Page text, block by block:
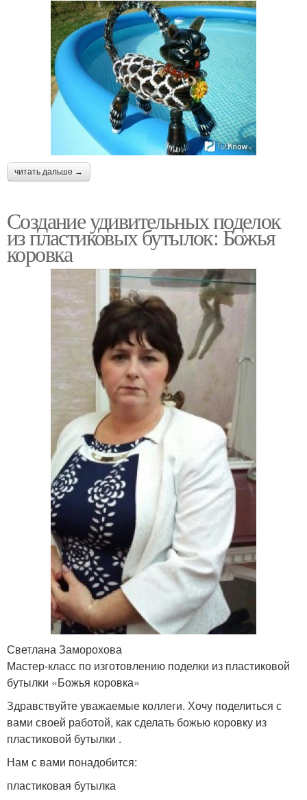
читать дальше →
Создание удивительных поделок
из пластиковых бутылок: Божья
коровка
Светлана Заморохова
Мастер-класс по изготовлению поделки из пластиковой
бутылки «Божья коровка»
Здравствуйте уважаемые коллеги. Хочу поделиться с
вами своей работой, как сделать божью коровку из
пластиковой бутылки .
Нам с вами понадобится:
пластиковая бутылка